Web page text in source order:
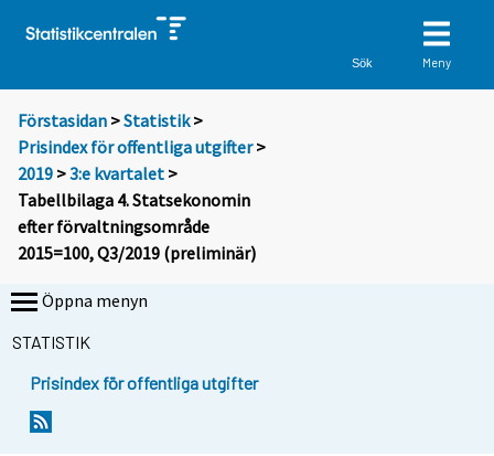
Sök Meny
Förstasidan >Statistik >
Prisindex för offentliga utgifter>
2019 >3:e kvartalet >
Tabellbilaga 4. Statsekonomin
efter förvaltningsområde
2015=100, Q3/2019 (preliminär)
Öppna menyn
STATISTIK
Prisindex för offentliga utgifter